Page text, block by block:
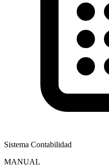
Sistema Contabilidad
MANUAL